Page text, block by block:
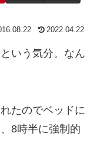
2022.04.22
いう気分。なん
たのでベッドに
8時半に強制的